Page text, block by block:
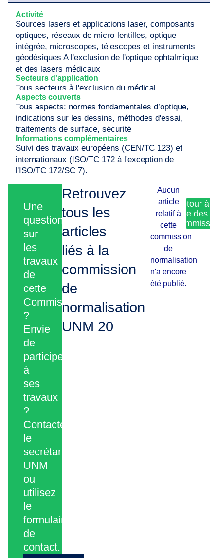
Activité
Sources lasers et applications laser, composants
optiques, réseaux de micro-lentilles, optique
intégrée, microscopes, télescopes et instruments
géodésiques A l'exclusion de l'optique ophtalmique
et des lasers médicaux
Secteurs d'application
Tous secteurs à l'exclusion du médical
Aspects couverts
Tous aspects: normes fondamentales d’optique,
indications sur les dessins, méthodes d'essai,
traitements de surface, sécurité
Informations complémentaires
Suivi des travaux européens (CEN/TC 123) et
internationaux (ISO/TC 172 à l'exception de
l'ISO/TC 172/SC 7).
Une
question
sur
les
travaux
de
cette
Commission
?
Envie
de
participer
à
ses
travaux
?
Contactez
le
secrétariat
UNM
ou
utilisez
le
formulaire
de
contact.
Retrouvez
tous les
articles
liés à la
commission
de
normalisation
UNM 20
Aucun
article
relatif à
cette
commission
de
normalisation
n'a encore
été publié.
Retour à
liste des